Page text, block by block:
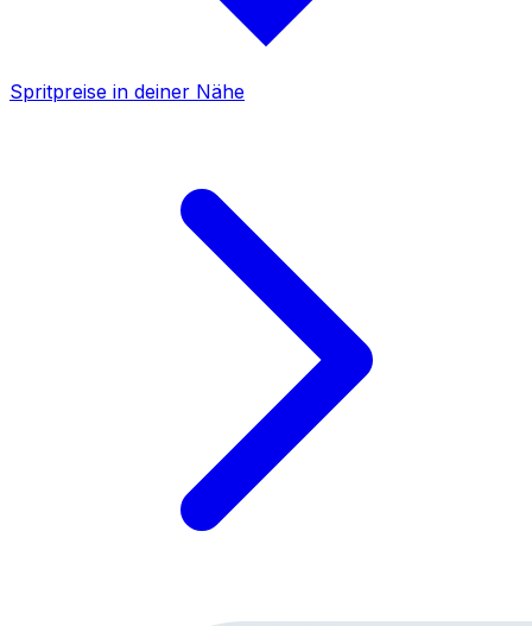
Spritpreise in deiner Nähe